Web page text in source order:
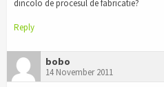
dincolo de procesul de fabricatie?
Reply
bobo
14 November 2011